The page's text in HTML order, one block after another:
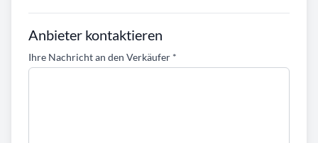
Anbieter kontaktieren
Ihre Nachricht an den Verkäufer *